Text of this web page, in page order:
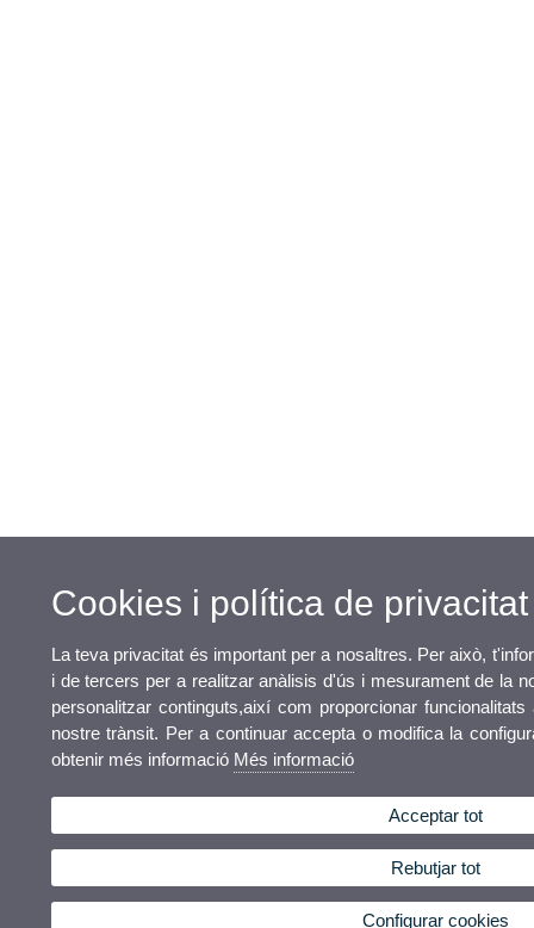
Cookies i política de privacitat
La teva privacitat és important per a nosaltres. Per això,
i de tercers per a realitzar anàlisis d'ús i mesurament de la
personalitzar continguts,així com proporcionar
nostre trànsit. Per a continuar accepta o modifica la
obtenir més informació Més informació
Acceptar tot
Rebutjar tot
Configurar cookies